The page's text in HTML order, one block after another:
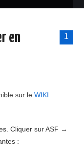
1
en
sur leWIKI
Cliquer sur ASF →
: